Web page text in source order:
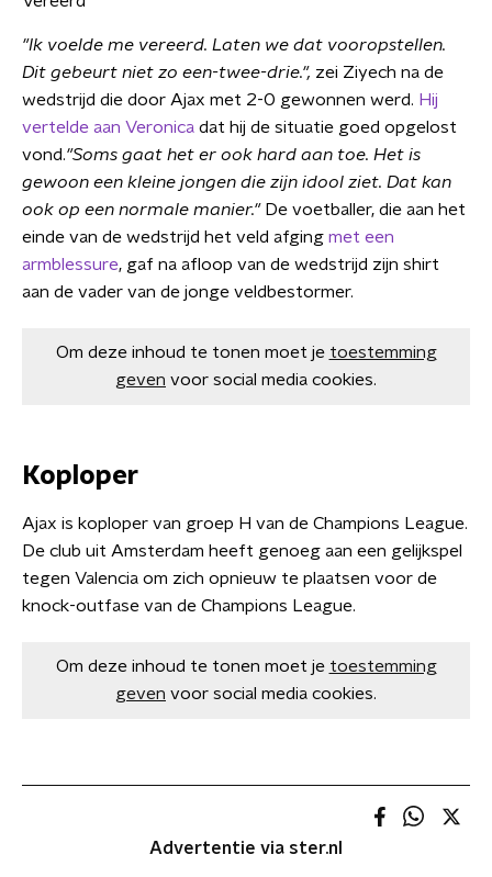
"Ik voelde me vereerd. Laten we dat vooropstellen.
Dit gebeurt niet zo een-twee-drie.", zei Ziyech na de
wedstrijd die door Ajax met 2-0 gewonnen werd. Hij
vertelde aan Veronica dat hij de situatie goed opgelost
vond."Soms gaat het er ook hard aan toe. Het is
gewoon een kleine jongen die zijn idool ziet. Dat kan
ook op een normale manier." De voetballer, die aan het
einde van de wedstrijd het veld afging met een
armblessure, gaf na afloop van de wedstrijd zijn shirt
aan de vader van de jonge veldbestormer.
Om deze inhoud te tonen moet je toestemming
geven voor social media cookies.
Koploper
Ajax is koploper van groep H van de Champions League.
De club uit Amsterdam heeft genoeg aan een gelijkspel
tegen Valencia om zich opnieuw te plaatsen voor de
knock-outfase van de Champions League.
Om deze inhoud te tonen moet je toestemming
geven voor social media cookies.
Advertentie via ster.nl